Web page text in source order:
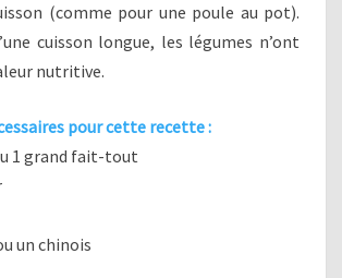
(comme pour une poule au pot).
cuisson longue, les légumes n’ont
nutritive.
pour cette recette :
1 grand fait-tout
un chinois